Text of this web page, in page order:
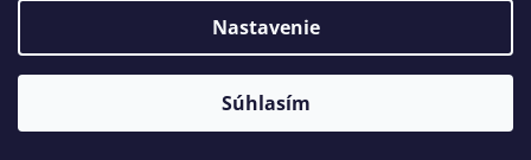
Nastavenie
Súhlasím
© 2026 Kanekalon-store.sk. Všetky práva